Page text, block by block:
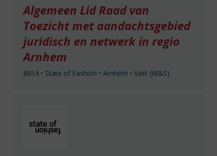
Algemeen Lid Raad van
Toezicht met aandachtsgebied
juridisch en netwerk in regio
Arnhem
8654 • State of Fashion • Arnhem • Vast (W&S)